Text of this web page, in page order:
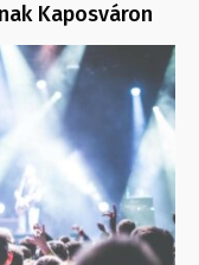
Kaposváron